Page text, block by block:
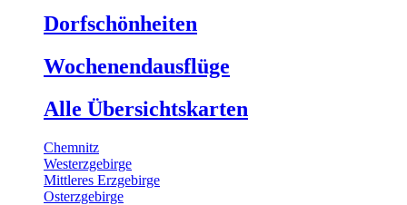
Dorfschönheiten
Wochenendausflüge
Alle Übersichtskarten
Chemnitz
Westerzgebirge
Mittleres Erzgebirge
Osterzgebirge